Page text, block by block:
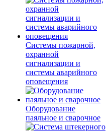
Системы пожарной,
охранной
сигнализации и
системы аварийного
оповещения
Оборудование
паяльное и сварочное